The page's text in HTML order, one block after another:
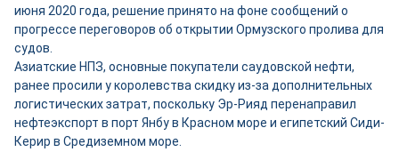
июня 2020 года, решение принято на фоне сообщений о
прогрессе переговоров об открытии Ормузского пролива для
судов.
Азиатские НПЗ, основные покупатели саудовской нефти,
ранее просили у королевства скидку из-за дополнительных
логистических затрат, поскольку Эр-Рияд перенаправил
нефтеэкспорт в порт Янбу в Красном море и египетский Сиди-
Керир в Средиземном море.